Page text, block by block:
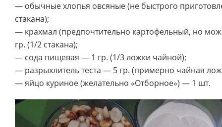
— обычные хлопья овсяные (не быстрого
стакана);
— крахмал (предпочтительно картофельный, но
гр. (1/2 стакана);
— сода пищевая — 1 гр. (1/3 ложки чайной);
— разрыхлитель теста — 5 гр. (примерно чайная
— яйцо куриное (желательно «Отборное») — 1 шт.